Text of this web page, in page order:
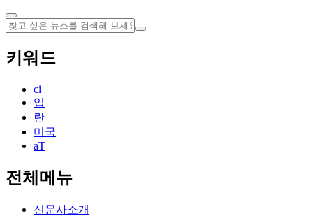
키워드
ci
입
란
미국
aT
전체메뉴
신문사소개